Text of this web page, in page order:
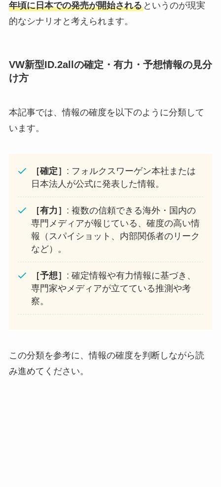
年頃に日本での発売が開始されるというのが現実
的なシナリオと考えられます。
VW新型ID.2allの確定・有力・予想情報の見分
け方
本記事では、情報の確度を以下のように分類して
います。
［確定］ : フォルクスワーゲン本社または
日本法人が公式に発表した情報。
［有力］ : 複数の信頼できる海外・国内の
専門メディアが報じている、確度の高い情
報（スパイショット、内部関係者のリーク
など）。
［予想］ : 確定情報や有力情報に基づき、
専門家やメディアが立てている推測や考
察。
この分類を参考に、情報の確度を判断しながら読
み進めてください。